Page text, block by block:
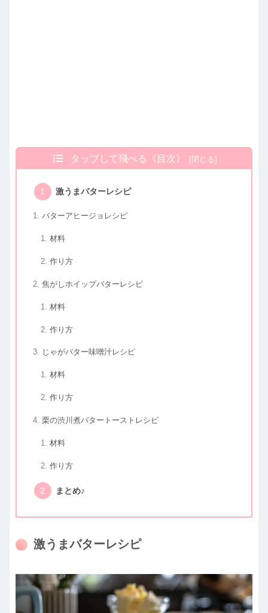
タップして飛べる《目次》
激うまバターレシピ
バターアヒージョレシピ
材料
作り方
焦がしホイップバターレシピ
材料
作り方
じゃがバター味噌汁レシピ
材料
作り方
栗の渋川煮バタートーストレシピ
材料
作り方
まとめ♪
激うまバターレシピ